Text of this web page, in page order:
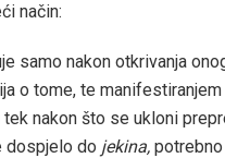
način:
samo nakon otkrivanja
o tome, te
nakon što se ukloni
dospjelo do jekina,